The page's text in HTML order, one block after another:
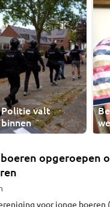
Politie valt
binnen
opgeroepen
voor jonge boeren